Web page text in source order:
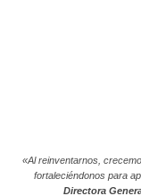
«Al reinventarnos,
fortaleciéndonos para
Directora